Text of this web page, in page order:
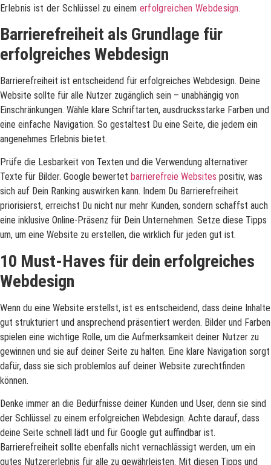
Erlebnis ist der Schlüssel zu einem erfolgreichen Webdesign.
Barrierefreiheit als Grundlage für
erfolgreiches Webdesign
Barrierefreiheit ist entscheidend für erfolgreiches Webdesign. Deine
Website sollte für alle Nutzer zugänglich sein – unabhängig von
Einschränkungen. Wähle klare Schriftarten, ausdrucksstarke Farben und
eine einfache Navigation. So gestaltest Du eine Seite, die jedem ein
angenehmes Erlebnis bietet.
Prüfe die Lesbarkeit von Texten und die Verwendung alternativer
Texte für Bilder. Google bewertet barrierefreie Websites positiv, was
sich auf Dein Ranking auswirken kann. Indem Du Barrierefreiheit
priorisierst, erreichst Du nicht nur mehr Kunden, sondern schaffst auch
eine inklusive Online-Präsenz für Dein Unternehmen. Setze diese Tipps
um, um eine Website zu erstellen, die wirklich für jeden gut ist.
10 Must-Haves für dein erfolgreiches
Webdesign
Wenn du eine Website erstellst, ist es entscheidend, dass deine Inhalte
gut strukturiert und ansprechend präsentiert werden. Bilder und Farben
spielen eine wichtige Rolle, um die Aufmerksamkeit deiner Nutzer zu
gewinnen und sie auf deiner Seite zu halten. Eine klare Navigation sorgt
dafür, dass sie sich problemlos auf deiner Website zurechtfinden
können.
Denke immer an die Bedürfnisse deiner Kunden und User, denn sie sind
der Schlüssel zu einem erfolgreichen Webdesign. Achte darauf, dass
deine Seite schnell lädt und für Google gut auffindbar ist.
Barrierefreiheit sollte ebenfalls nicht vernachlässigt werden, um ein
gutes Nutzererlebnis für alle zu gewährleisten. Mit diesen Tipps und